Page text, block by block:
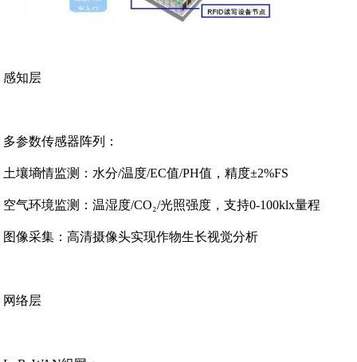
感知层‌
多参数传感器阵列‌：
土壤墒情监测：水分/温度/EC值/PH值，精度±2%FS
空气环境监测：温湿度/CO₂/光照强度，支持0-100klx量程
图像采集‌：高清摄像头实现作物生长视觉分析
网络层‌